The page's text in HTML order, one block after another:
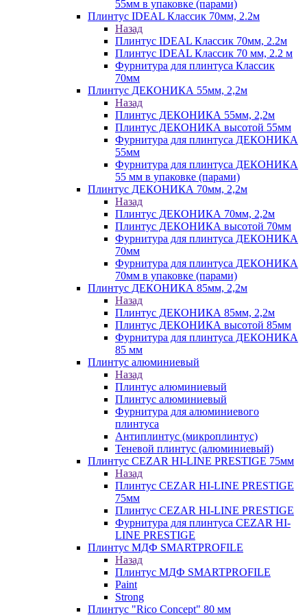
55мм в упаковке (парами)
Плинтус IDEAL Классик 70мм, 2.2м
Назад
Плинтус IDEAL Классик 70мм, 2.2м
Плинтус IDEAL Классик 70 мм, 2.2 м
Фурнитура для плинтуса Классик
70мм
Плинтус ДЕКОНИКА 55мм, 2,2м
Назад
Плинтус ДЕКОНИКА 55мм, 2,2м
Плинтус ДЕКОНИКА высотой 55мм
Фурнитура для плинтуса ДЕКОНИКА
55мм
Фурнитура для плинтуса ДЕКОНИКА
55 мм в упаковке (парами)
Плинтус ДЕКОНИКА 70мм, 2,2м
Назад
Плинтус ДЕКОНИКА 70мм, 2,2м
Плинтус ДЕКОНИКА высотой 70мм
Фурнитура для плинтуса ДЕКОНИКА
70мм
Фурнитура для плинтуса ДЕКОНИКА
70мм в упаковке (парами)
Плинтус ДЕКОНИКА 85мм, 2,2м
Назад
Плинтус ДЕКОНИКА 85мм, 2,2м
Плинтус ДЕКОНИКА высотой 85мм
Фурнитура для плинтуса ДЕКОНИКА
85 мм
Плинтус алюминиевый
Назад
Плинтус алюминиевый
Плинтус алюминиевый
Фурнитура для алюминиевого
плинтуса
Антиплинтус (микроплинтус)
Теневой плинтус (алюминиевый)
Плинтус CEZAR HI-LINE PRESTIGE 75мм
Назад
Плинтус CEZAR HI-LINE PRESTIGE
75мм
Плинтус CEZAR HI-LINE PRESTIGE
Фурнитура для плинтуса CEZAR HI-
LINE PRESTIGE
Плинтус МДФ SMARTPROFILE
Назад
Плинтус МДФ SMARTPROFILE
Paint
Strong
Плинтус "Rico Concept" 80 мм